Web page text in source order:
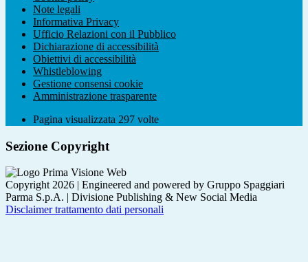
Note legali
Informativa Privacy
Ufficio Relazioni con il Pubblico
Dichiarazione di accessibilità
Obiettivi di accessibilità
Whistleblowing
Gestione consensi cookie
Amministrazione trasparente
Pagina visualizzata 297 volte
Sezione Copyright
Copyright 2026 | Engineered and powered by Gruppo Spaggiari
Parma S.p.A. | Divisione Publishing & New Social Media
Disclaimer trattamento dati personali